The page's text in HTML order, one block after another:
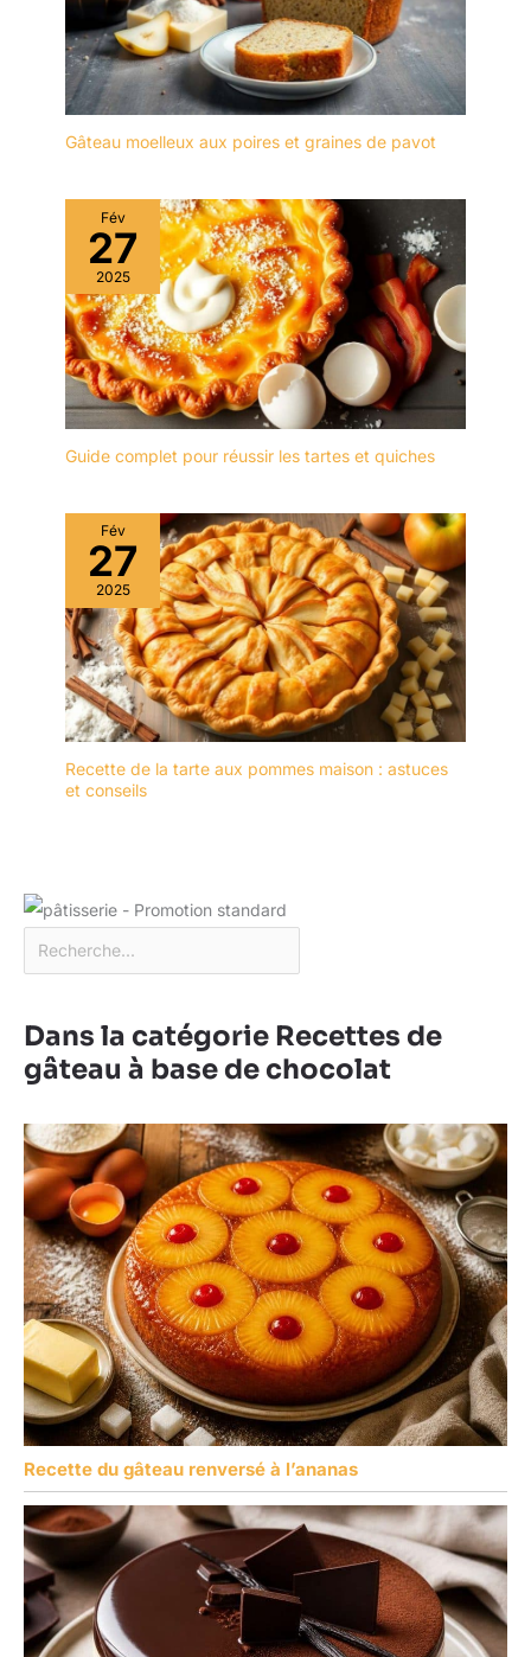
et Design D'apparence】
Le robot culinaire Zuccie
avec base lestée et 4
pieds antidérapants est
stable sans glisser même
à grande vitesse. La
conception à tête
d'ajouter facilement des
ingrédients au bol
mélangeur et est facile à
installer et à retirer.
【Excellent Service
Après-Vente】Tous les
produits Zuccie sont
certifiés CE/ROHS. Si
vous achetez notre
produit, nous vous
fournirons 1 mois de
rencontrez des
problèmes de qualité ou
d'utilisation à l'avenir,
vous pouvez contacter
notre service clientèle à
tout moment.
Gâteau moelleux aux poires et graines de pavot
Fév
27
2025
Guide complet pour réussir les tartes et quiches
Fév
27
2025
Recette de la tarte aux pommes maison : astuces
et conseils
Dans la catégorie Recettes de
gâteau à base de chocolat
Recette du gâteau renversé à l’ananas